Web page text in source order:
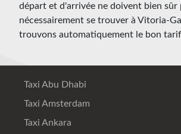
départ et d'arrivée ne doivent bien sûr
nécessairement se trouver à Vitoria-
trouvons automatiquement le bon
Taxi Abu Dhabi
Taxi Amsterdam
Taxi Ankara